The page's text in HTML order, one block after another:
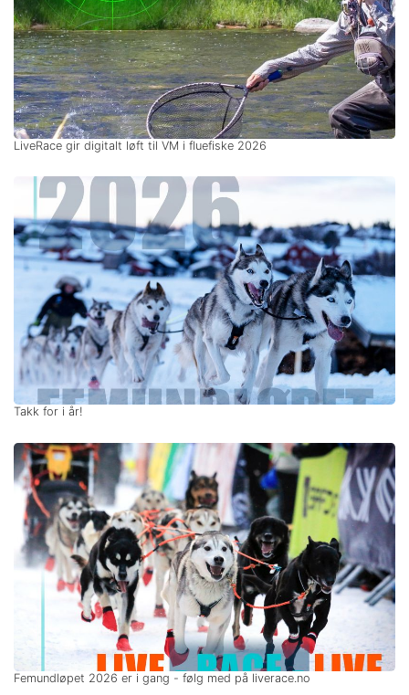
LiveRace gir digitalt løft til VM i fluefiske 2026
Takk for i år!
Femundløpet 2026 er i gang - følg med på liverace.no